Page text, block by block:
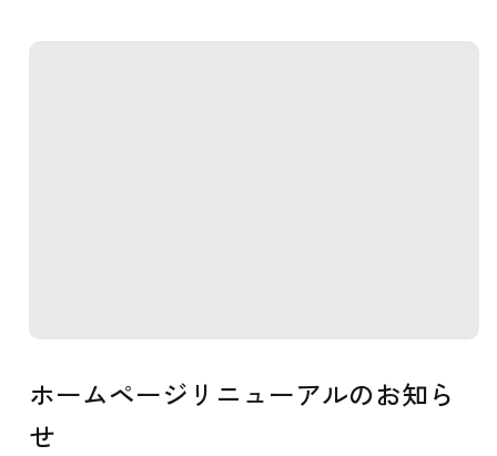
ホームページリニューアルのお知ら
せ